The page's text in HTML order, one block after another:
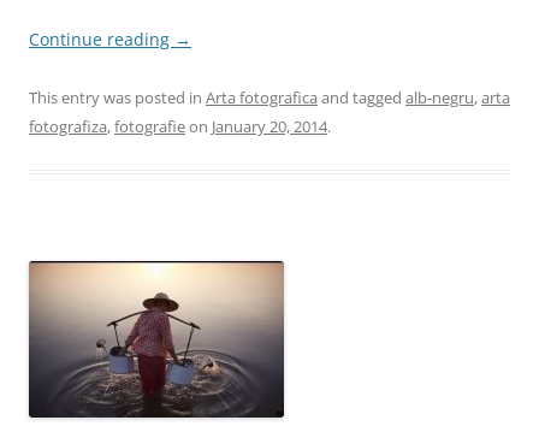
Continue reading →
This entry was posted in Arta fotografica and tagged alb-negru,arta
fotografiza,fotografieon January 20, 2014.